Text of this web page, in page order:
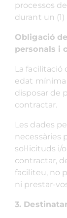
processos
durant un
Obligació
personals i
La facilitació
edat mínima
disposar de
contractar.
Les dades
necessàries
sol·licituds
contractar,
faciliteu, no
ni prestar-
3.